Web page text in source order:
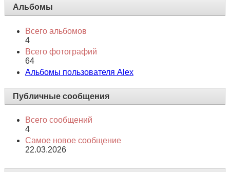
Альбомы
Всего альбомов
4
Всего фотографий
64
Альбомы пользователя Alex
Публичные сообщения
Всего сообщений
4
Самое новое сообщение
22.03.2026